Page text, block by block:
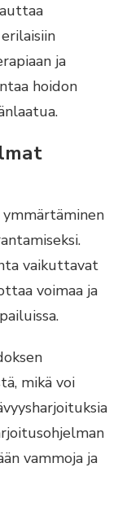
ja
hoidon
vaikuttavat
voimaa ja
mikä voi
vammoja ja